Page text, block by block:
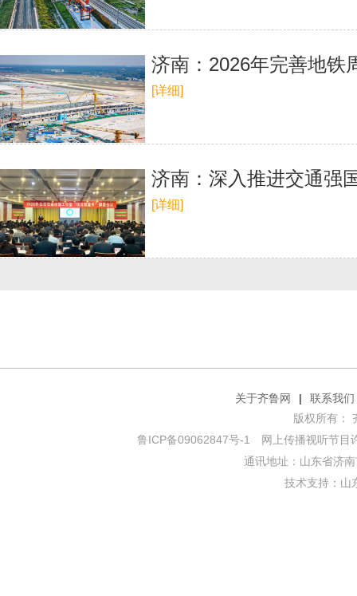
济南：2026年完善地铁
[详细]
济南：深入推进交通强
[详细]
关于齐鲁网 |
联系我们
版权所有：
鲁ICP备09062847号-1
网上传播视听节目
通讯地址：山东省济
技术支持： 山